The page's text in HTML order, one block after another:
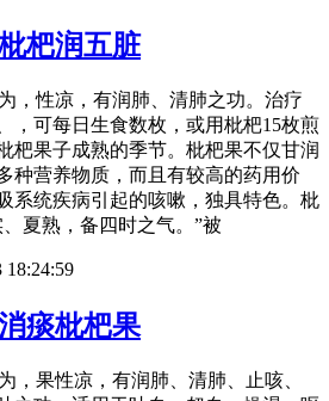
杷润五脏
，性凉，有润肺、清肺之功。治疗
，可每日生食数枚，或用枇杷15枚煎
杷果子成熟的季节。枇杷果不仅甘润
种营养物质，而且有较高的药用价
系统疾病引起的咳嗽，独具特色。枇
夏熟，备四时之气。”被
18:24:59
痰枇杷果
，果性凉，有润肺、清肺、止咳、